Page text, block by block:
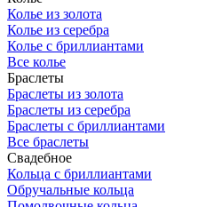
Колье из золота
Колье из серебра
Колье с бриллиантами
Все колье
Браслеты
Браслеты из золота
Браслеты из серебра
Браслеты с бриллиантами
Все браслеты
Свадебное
Кольца с бриллиантами
Обручальные кольца